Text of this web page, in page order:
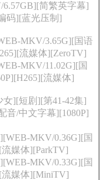
简繁英字幕]
码][蓝光压制]
MKV/3.65G][国语
流媒体][ZeroTV]
MKV/11.02G][国
流媒体]
][短剧][第41-42集]
音/中文字幕][1080P]
MKV/0.36G][国
媒体][ParkTV]
MKV/0.33G][国
流媒体][MiniTV]